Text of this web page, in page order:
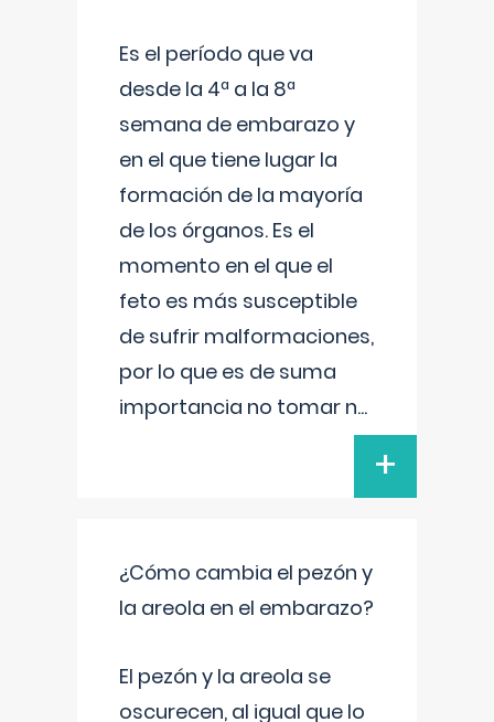
Es el período que va
desde la 4ª a la 8ª
semana de embarazo y
en el que tiene lugar la
formación de la mayoría
de los órganos. Es el
momento en el que el
feto es más susceptible
de sufrir malformaciones,
por lo que es de suma
importancia no tomar n...
+
¿Cómo cambia el pezón y
la areola en el embarazo?
El pezón y la areola se
oscurecen, al igual que lo